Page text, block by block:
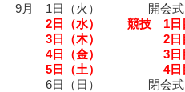
月 1日（火）
2日（水）
3日（木）
4日（金）
5日（土）
6日（日）
開会式
競技 1日
2日
3日
4日
閉会式